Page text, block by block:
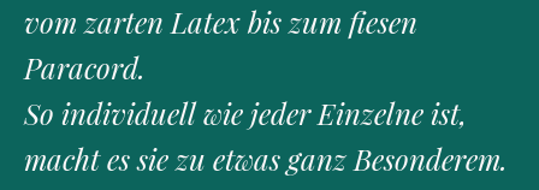
vom zarten Latex bis zum fiesen
Paracord.
So individuell wie jeder Einzelne ist,
macht es sie zu etwas ganz Besonderem.